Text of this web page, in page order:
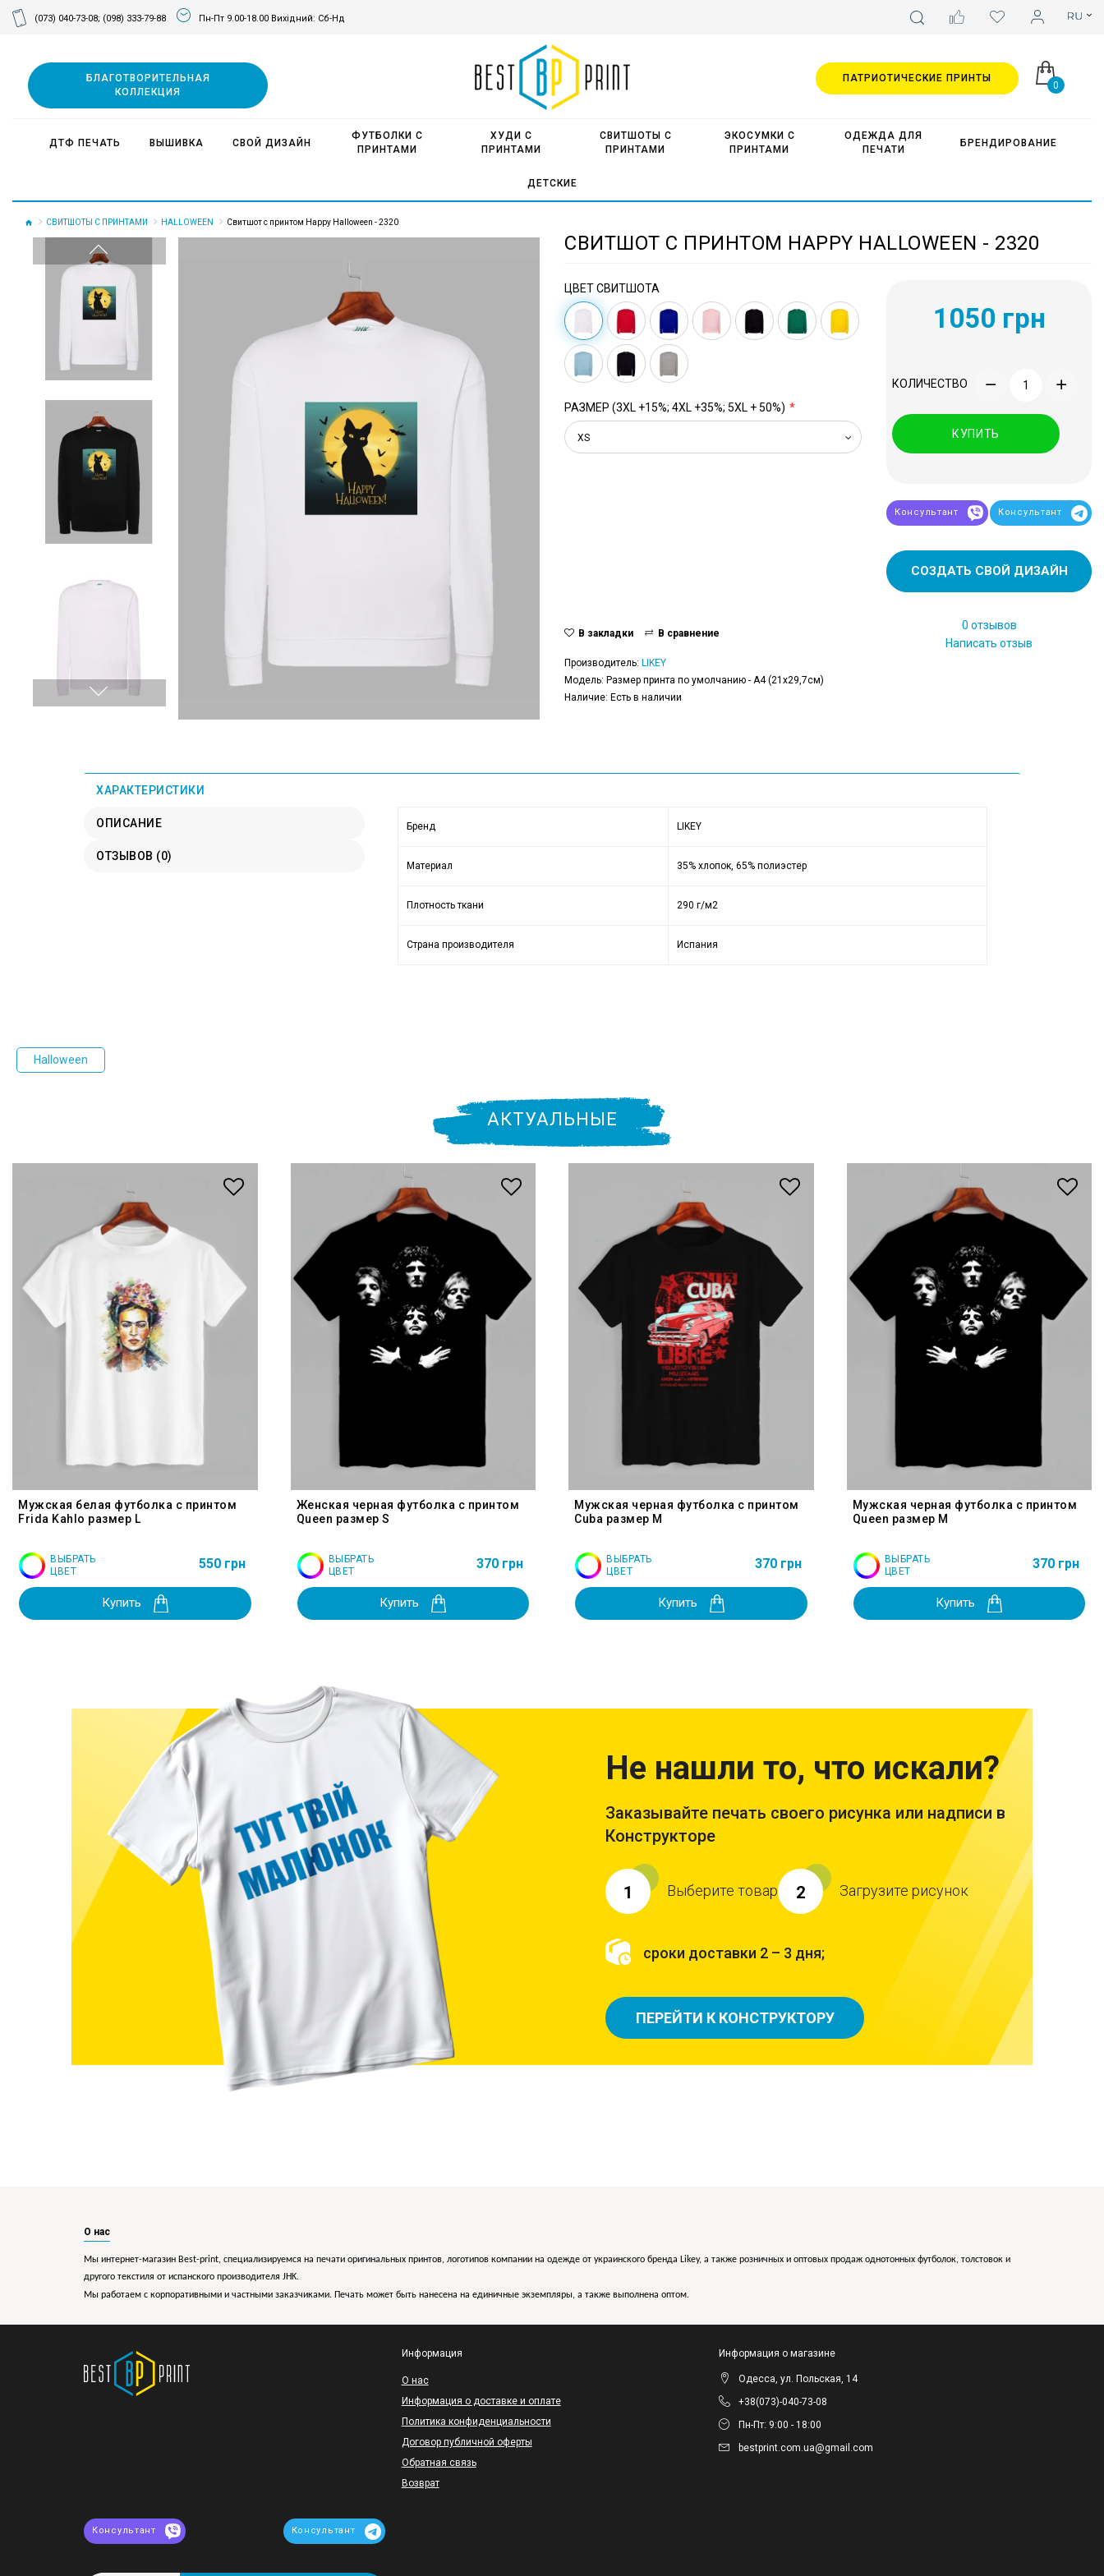
(073) 040-73-08; (098) 333-79-88 Пн-Пт 9.00-18.00 Вихідний: Сб-Нд
0
БЛАГОТВОРИТЕЛЬНАЯ
КОЛЛЕКЦИЯ
ДТФ ПЕЧАТЬ ВЫШИВКА СВОЙ ДИЗАЙН
ФУТБОЛКИ С
ПРИНТАМИ
ХУДИ С
ПРИНТАМИ
СВИТШОТЫ С
ПРИНТАМИ
ЭКОСУМКИ С
ПРИНТАМИ
ОДЕЖДА ДЛЯ
ПЕЧАТИ
БРЕНДИРОВАНИЕ
ДЕТСКИЕ
ПАТРИОТИЧЕСКИЕ ПРИНТЫ
СВИТШОТЫ С ПРИНТАМИ HALLOWEEN Свитшот с принтом Happy Halloween - 2320
СВИТШОТ С ПРИНТОМ HAPPY HALLOWEEN - 2320
ЦВЕТ СВИТШОТА
РАЗМЕР (3XL +15%; 4XL +35%; 5XL + 50%)
XS
1050 грн
КОЛИЧЕСТВО
КУПИТЬ
Консультант Консультант
СОЗДАТЬ СВОЙ ДИЗАЙН
В закладки В сравнение
Производитель: LIKEY
Модель: Размер принта по умолчанию - А4 (21x29,7см)
Наличие: Есть в наличии
0 отзывов
Написать отзыв
ХАРАКТЕРИСТИКИ
ОПИСАНИЕ
ОТЗЫВОВ (0)
Бренд LIKEY
Материал 35% хлопок, 65% полиэстер
Плотность ткани 290 г/м2
Страна производителя Испания
Halloween
АКТУАЛЬНЫЕ
Мужская белая футболка с принтом
Frida Kahlo размер L
ВЫБРАТЬ
ЦВЕТ
550 грн
Купить
Женская черная футболка с принтом
Queen размер S
ВЫБРАТЬ
ЦВЕТ
370 грн
Купить
Мужская черная футболка с принтом
Cuba размер M
ВЫБРАТЬ
ЦВЕТ
370 грн
Купить
Мужская черная футболка с принтом
Queen размер M
ВЫБРАТЬ
ЦВЕТ
370 грн
Купить
Не нашли то, что искали?
Заказывайте печать своего рисунка или надписи в
Конструкторе
1 Выберите товар 2 Загрузите рисунок
сроки доставки 2 – 3 дня;
ПЕРЕЙТИ К КОНСТРУКТОРУ
О нас
Мы интернет-магазин Best-print, специализируемся на печати оригинальных принтов, логотипов компании на одежде от украинского бренда Likey, а также розничных и оптовых продаж однотонных футболок, толстовок и
другого текстиля от испанского производителя JHK.
Мы работаем с корпоративными и частными заказчиками. Печать может быть нанесена на единичные экземпляры, а также выполнена оптом.
Информация
O нас
Информация о доставке и оплате
Политика конфиденциальности
Договор публичной оферты
Обратная связь
Возврат
Информация о магазине
Одесса, ул. Польская, 14
+38(073)-040-73-08
Пн-Пт: 9:00 - 18:00
bestprint.com.ua@gmail.com
Консультант Консультант